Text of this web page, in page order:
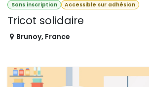
Sans inscription Accessible sur adhésion
Tricot solidaire
Brunoy, France